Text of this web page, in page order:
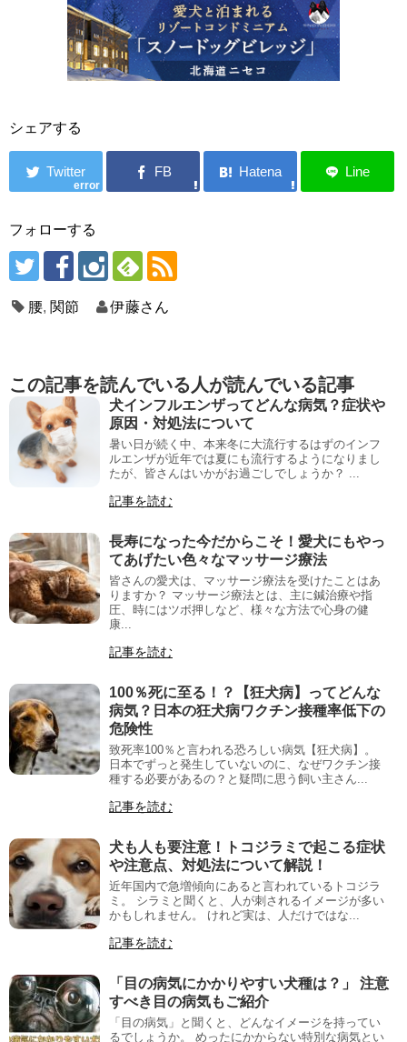
シェアする
error
フォローする
腰, 関節 伊藤さん
この記事を読んでいる人が読んでいる記事
犬インフルエンザってどんな病気？症状や
原因・対処法について
暑い日が続く中、本来冬に大流行するはずのインフ
ルエンザが近年では夏にも流行するようになりまし
たが、皆さんはいかがお過ごしでしょうか？ ...
記事を読む
長寿になった今だからこそ！愛犬にもやっ
てあげたい色々なマッサージ療法
皆さんの愛犬は、マッサージ療法を受けたことはあ
りますか？ マッサージ療法とは、主に鍼治療や指
圧、時にはツボ押しなど、様々な方法で心身の健
康...
記事を読む
100％死に至る！？【狂犬病】ってどんな
病気？日本の狂犬病ワクチン接種率低下の
危険性
致死率100％と言われる恐ろしい病気【狂犬病】。
日本でずっと発生していないのに、なぜワクチン接
種する必要があるの？と疑問に思う飼い主さん...
記事を読む
犬も人も要注意！トコジラミで起こる症状
や注意点、対処法について解説！
近年国内で急増傾向にあると言われているトコジラ
ミ。 シラミと聞くと、人が刺されるイメージが多い
かもしれません。 けれど実は、人だけではな...
記事を読む
「目の病気にかかりやすい犬種は？」 注意
すべき目の病気もご紹介
「目の病気」と聞くと、どんなイメージを持ってい
るでしょうか。 めったにかからない特別な病気とい